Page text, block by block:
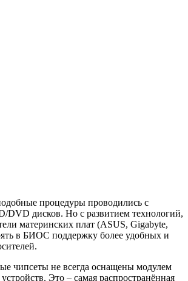
процедуры проводились с
DVD дисков. Но с развитием технологий,
материнских плат (ASUS, Gigabyte,
в БИОС поддержку более удобных и
чипсеты не всегда оснащены модулем
Это – самая распространённая